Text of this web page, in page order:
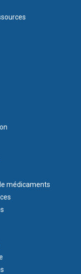
médicaments